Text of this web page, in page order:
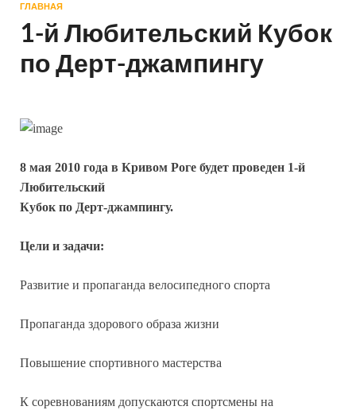
ГЛАВНАЯ
1-й Любительский Кубок
по Дерт-джампингу
8 мая 2010 года в Кривом Роге будет проведен 1-й
Любительский
Кубок по Дерт-джампингу.
Цели и задачи:
Развитие и пропаганда велосипедного спорта
Пропаганда здорового образа жизни
Повышение спортивного мастерства
К соревнованиям допускаются спортсмены на